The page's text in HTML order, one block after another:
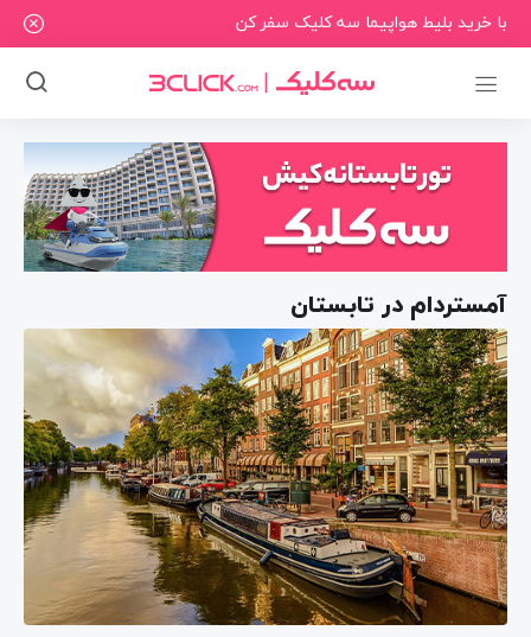
با خرید بلیط هواپیما سه کلیک سفر کن
آمستردام در تابستان